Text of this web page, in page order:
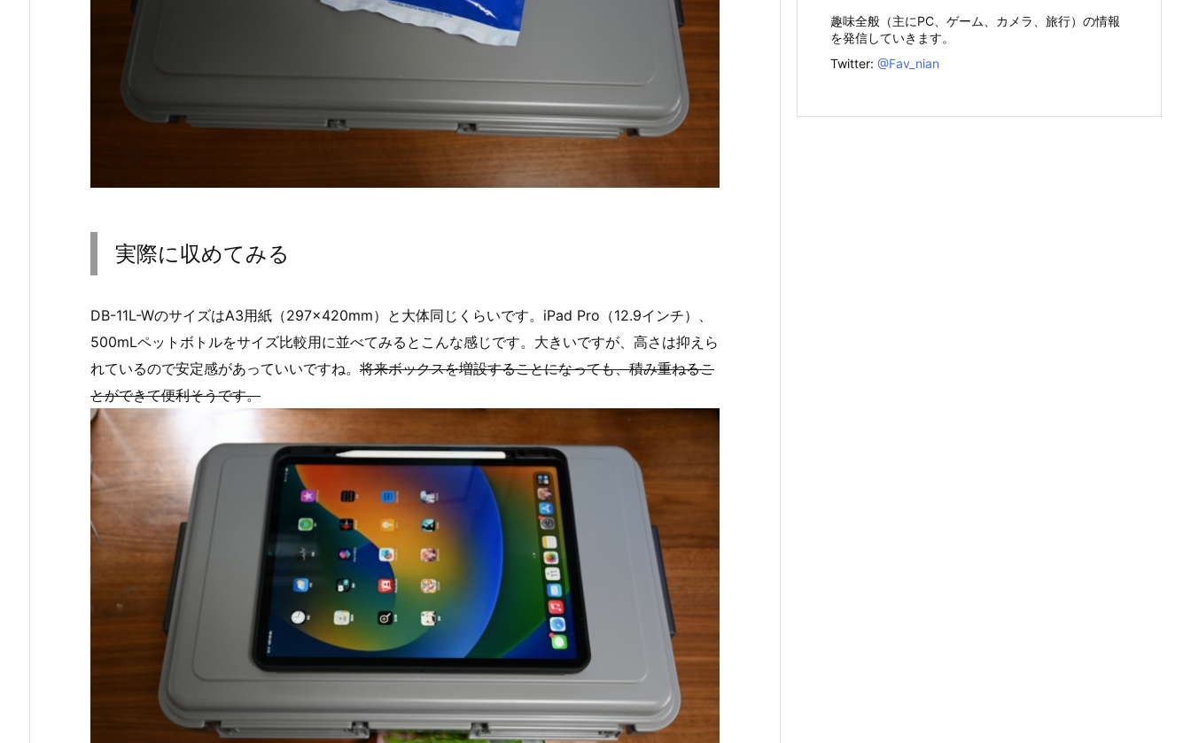
実際に収めてみる
DB-11L-WのサイズはA3用紙（297×420mm）と大体同じくらいです。iPad Pro（12.9インチ）、
500mLペットボトルをサイズ比較用に並べてみるとこんな感じです。大きいですが、高さは抑えら
れているので安定感があっていいですね。 将来ボックスを増設することになっても、積み重ねるこ
とができて便利そうです。
趣味全般（主にPC、ゲーム、カメラ、旅行）の情報
を発信していきます。
Twitter: @Fav_nian